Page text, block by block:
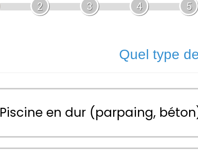
2 3 4 5
Quel type
Piscine en dur (parpaing,